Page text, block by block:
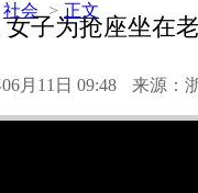
社会 > 正文
子为抢座坐在
月11日 09:48 来源：